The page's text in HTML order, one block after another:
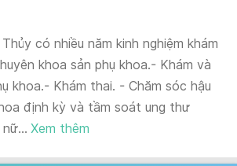
có nhiều năm kinh nghiệm khám
khoa sản phụ khoa.- Khám và
khoa.- Khám thai. - Chăm sóc hậu
định kỳ và tầm soát ung thư
Xem thêm